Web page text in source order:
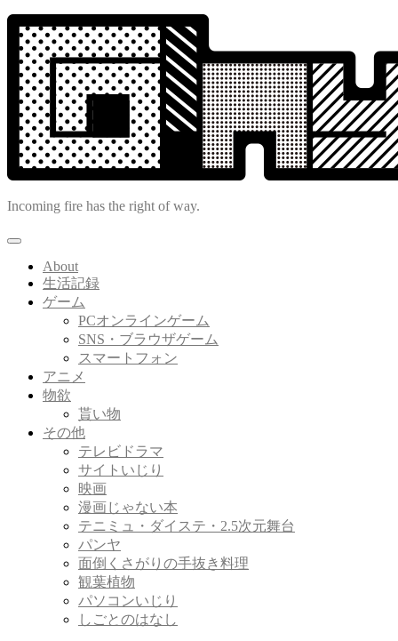
コ
ン
テ
ン
ツ
へ
ス
キ
ッ
Incoming fire has the right of way.
About
生活記録
ゲーム
PCオンラインゲーム
SNS・ブラウザゲーム
スマートフォン
アニメ
物欲
貰い物
その他
テレビドラマ
サイトいじり
映画
漫画じゃない本
テニミュ・ダイステ・2.5次元舞台
パンヤ
面倒くさがりの手抜き料理
観葉植物
パソコンいじり
しごとのはなし